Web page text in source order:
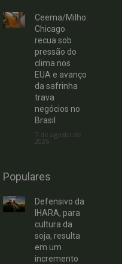
Ceema/Milho:
Chicago
recua sob
pressão do
clima nos
EUA e avanço
da safrinha
trava
negócios no
Brasil
7 de agosto de
2026
Populares
Defensivo da
IHARA, para
cultura da
soja, resulta
em um
incremento